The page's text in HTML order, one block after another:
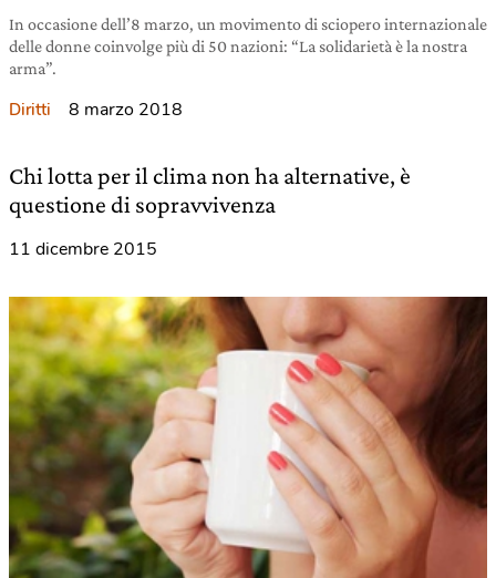
In occasione dell’8 marzo, un movimento di sciopero internazionale
delle donne coinvolge più di 50 nazioni: “La solidarietà è la nostra
arma”.
Diritti 8 marzo 2018
Chi lotta per il clima non ha alternative, è
questione di sopravvivenza
11 dicembre 2015